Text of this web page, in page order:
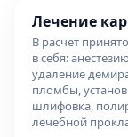
Лечение
В расчет
в себя:
удаление
пломбы,
шлифовка,
лечебной